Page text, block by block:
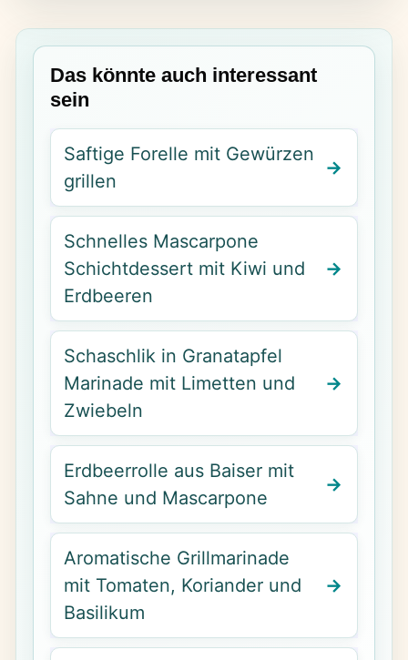
Das könnte auch interessant
sein
Saftige Forelle mit Gewürzen
grillen
Schnelles Mascarpone
Schichtdessert mit Kiwi und
Erdbeeren
Schaschlik in Granatapfel
Marinade mit Limetten und
Zwiebeln
Erdbeerrolle aus Baiser mit
Sahne und Mascarpone
Aromatische Grillmarinade
mit Tomaten, Koriander und
Basilikum